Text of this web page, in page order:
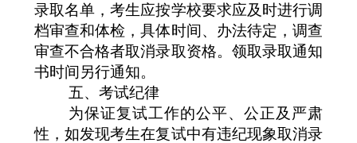
录取名单，考生应按学校要求应及时进行调
档审查和体检，具体时间、办法待定，调查
审查不合格者取消录取资格。领取录取通知
书时间另行通知。
五、考试纪律
为保证复试工作的公平、公正及严肃
性，如发现考生在复试中有违纪现象取消录